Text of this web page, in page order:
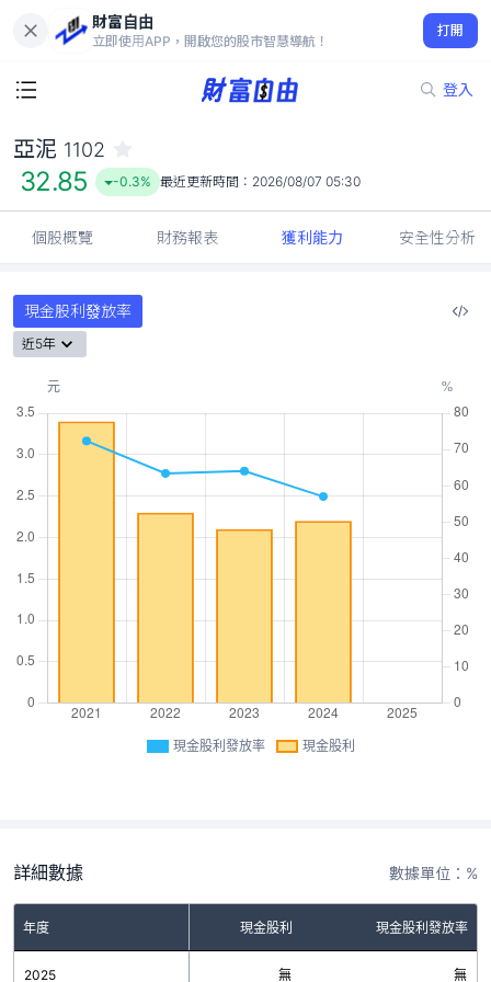
財富自由
立即使用APP，開啟您的股市智慧導航！
打開
登入
32.85
-0.3%
亞泥 1102
32.85 -0.3% 最近更新時間： 2026/08/07 05:30
個股概覽 財務報表 獲利能力 安全性分析
現金股利發放率
近5年
現金股利發放率 現金股利
詳細數據 數據單位：%
年度 現金股利 現金股利發放率
2025 無 無